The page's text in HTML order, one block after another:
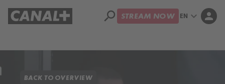
search STREAM NOW EN expand_more person
BACK TO OVERVIEW